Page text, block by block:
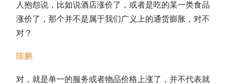
人抱怨说，比如说酒店涨价了，或者是吃的某一类食品
涨价了，那个并不是属于我们广义上的通货膨胀，对不
对？
陈鹏
对，就是单一的服务或者物品价格上涨了，并不代表就